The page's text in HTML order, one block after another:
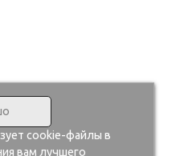
cookie-файлы в
вам лучшего